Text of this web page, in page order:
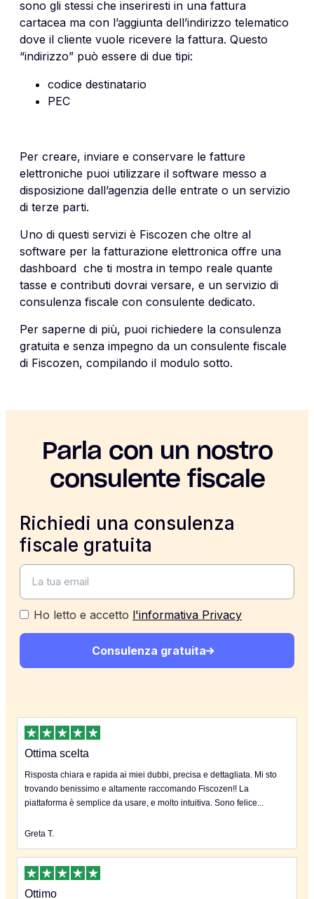
sono gli stessi che inseriresti in una fattura
cartacea ma con l’aggiunta dell’indirizzo telematico
dove il cliente vuole ricevere la fattura. Questo
“indirizzo” può essere di due tipi:
codice destinatario
PEC
Per creare, inviare e conservare le fatture
elettroniche puoi utilizzare il software messo a
disposizione dall’agenzia delle entrate o un servizio
di terze parti.
Uno di questi servizi è Fiscozen che oltre al
software per la fatturazione elettronica offre una
dashboard che ti mostra in tempo reale quante
tasse e contributi dovrai versare, e un servizio di
consulenza fiscale con consulente dedicato.
Per saperne di più, puoi richiedere la consulenza
gratuita e senza impegno da un consulente fiscale
di Fiscozen, compilando il modulo sotto.
Parla con un nostro
consulente fiscale
Richiedi una consulenza
fiscale gratuita
Ho letto e accetto l'informativa Privacy
Consulenza gratuita
Ottima scelta
Risposta chiara e rapida ai miei dubbi, precisa e dettagliata. Mi sto
trovando benissimo e altamente raccomando Fiscozen!! La
piattaforma è semplice da usare, e molto intuitiva. Sono felice...
Greta T.
Ottimo